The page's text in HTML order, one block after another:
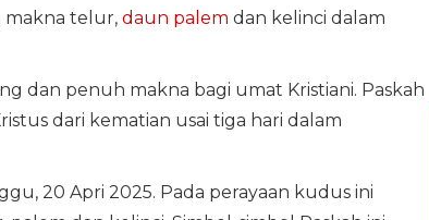
makna telur, daun palem dan kelinci dalam
dan penuh makna bagi umat Kristiani. Paskah
dari kematian usai tiga hari dalam
20 Apri 2025. Pada perayaan kudus ini